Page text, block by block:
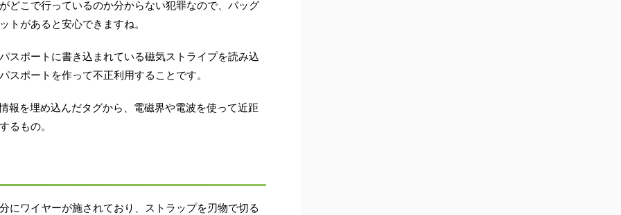
どこで行っているのか分からない犯罪なので、バッグ
トがあると安心できますね。
スポートに書き込まれている磁気ストライプを読み込
ポートを作って不正利用することです。
報を埋め込んだタグから、電磁界や電波を使って近距
るもの。
にワイヤーが施されており、ストラップを刃物で切る